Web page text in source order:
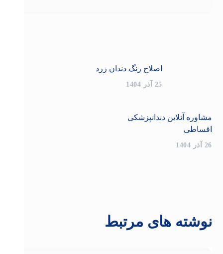
اصلاح رنگ دندان زرد
25 آذر 1404
مشاوره آنلاین دندانپزشکی
اقساطی
26 آذر 1404
نوشته های مرتبط